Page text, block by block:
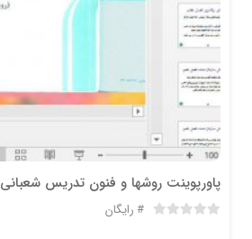
پاورپوینت روشها و فنون تدریس شعبانی
رایگان